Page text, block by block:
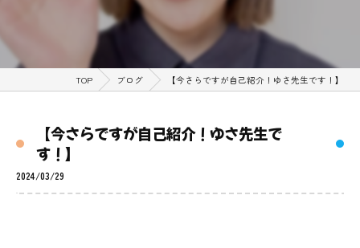
TOP ブログ 【今さらですが自己紹介！ゆさ先生です！】
【今さらですが自己紹介！ゆさ先生で
す！】
2024/03/29